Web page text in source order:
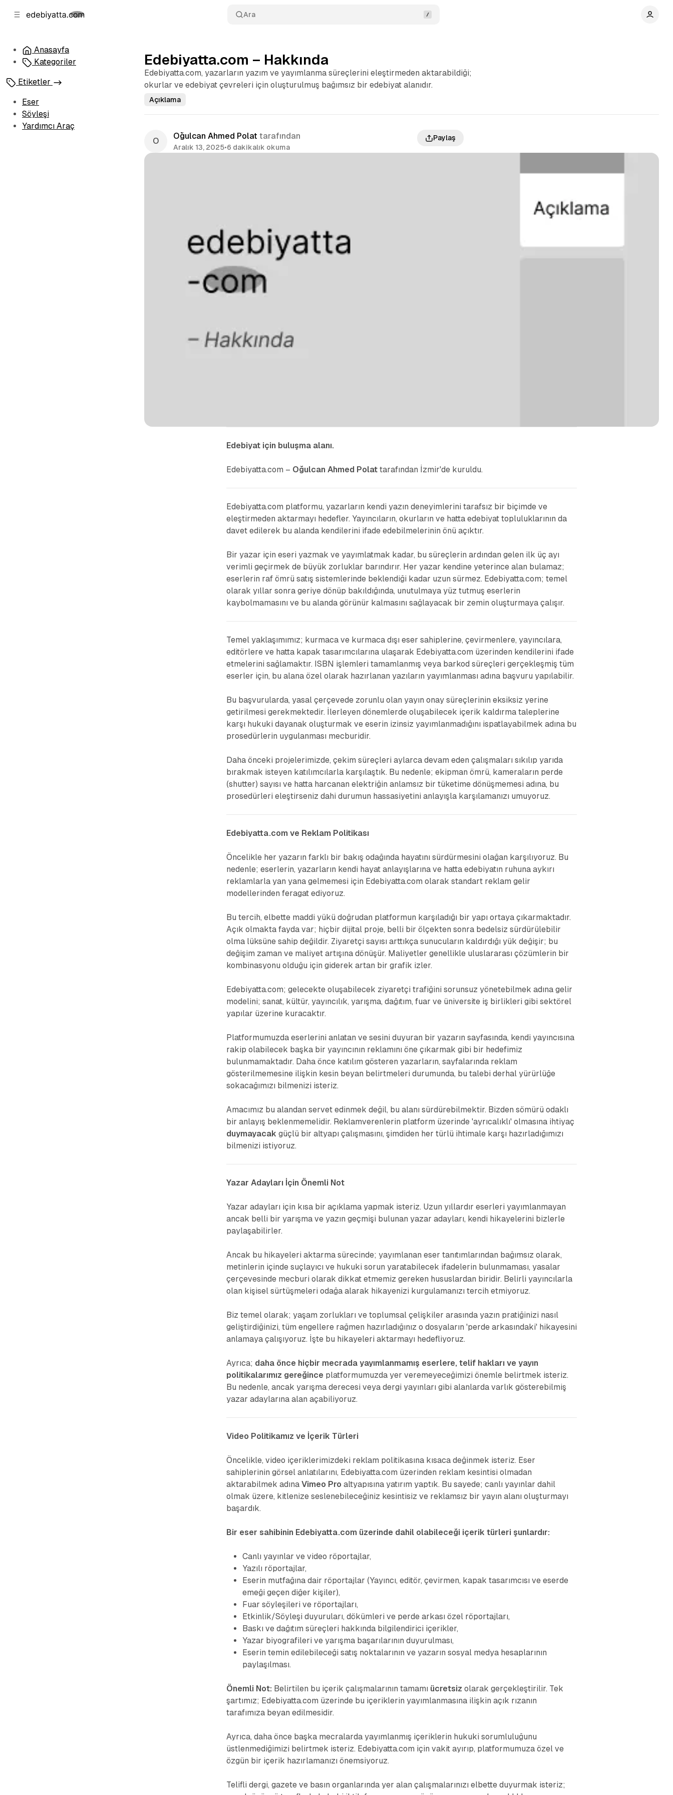
Ara
Anasayfa
Kategoriler
Etiketler
Eser
Söyleşi
Yardımcı Araç
Edebiyatta.com – Hakkında
Edebiyatta.com, yazarların yazım ve yayımlanma süreçlerini eleştirmeden aktarabildiği;
okurlar ve edebiyat çevreleri için oluşturulmuş bağımsız bir edebiyat alanıdır.
Açıklama
Oğulcan Ahmed Polat tarafından
Aralık 13, 2025•6 dakikalık okuma
Paylaş
Edebiyat için buluşma alanı.
Edebiyatta.com – Oğulcan Ahmed Polattarafından İzmir'de kuruldu.
Edebiyatta.com platformu, yazarların kendi yazın deneyimlerini tarafsız bir biçimde ve
eleştirmeden aktarmayı hedefler. Yayıncıların, okurların ve hatta edebiyat topluluklarının da
davet edilerek bu alanda kendilerini ifade edebilmelerinin önü açıktır.
Bir yazar için eseri yazmak ve yayımlatmak kadar, bu süreçlerin ardından gelen ilk üç ayı
verimli geçirmek de büyük zorluklar barındırır. Her yazar kendine yeterince alan bulamaz;
eserlerin raf ömrü satış sistemlerinde beklendiği kadar uzun sürmez. Edebiyatta.com; temel
olarak yıllar sonra geriye dönüp bakıldığında, unutulmaya yüz tutmuş eserlerin
kaybolmamasını ve bu alanda görünür kalmasını sağlayacak bir zemin oluşturmaya çalışır.
Temel yaklaşımımız; kurmaca ve kurmaca dışı eser sahiplerine, çevirmenlere, yayıncılara,
editörlere ve hatta kapak tasarımcılarına ulaşarak Edebiyatta.com üzerinden kendilerini ifade
etmelerini sağlamaktır. ISBN işlemleri tamamlanmış veya barkod süreçleri gerçekleşmiş tüm
eserler için, bu alana özel olarak hazırlanan yazıların yayımlanması adına başvuru yapılabilir.
Bu başvurularda, yasal çerçevede zorunlu olan yayın onay süreçlerinin eksiksiz yerine
getirilmesi gerekmektedir. İlerleyen dönemlerde oluşabilecek içerik kaldırma taleplerine
karşı hukuki dayanak oluşturmak ve eserin izinsiz yayımlanmadığını ispatlayabilmek adına bu
prosedürlerin uygulanması mecburidir.
Daha önceki projelerimizde, çekim süreçleri aylarca devam eden çalışmaları sıkılıp yarıda
bırakmak isteyen katılımcılarla karşılaştık. Bu nedenle; ekipman ömrü, kameraların perde
(shutter) sayısı ve hatta harcanan elektriğin anlamsız bir tüketime dönüşmemesi adına, bu
prosedürleri eleştirseniz dahi durumun hassasiyetini anlayışla karşılamanızı umuyoruz.
Edebiyatta.com ve Reklam Politikası
Öncelikle her yazarın farklı bir bakış odağında hayatını sürdürmesini olağan karşılıyoruz. Bu
nedenle; eserlerin, yazarların kendi hayat anlayışlarına ve hatta edebiyatın ruhuna aykırı
reklamlarla yan yana gelmemesi için Edebiyatta.com olarak standart reklam gelir
modellerinden feragat ediyoruz.
Bu tercih, elbette maddi yükü doğrudan platformun karşıladığı bir yapı ortaya çıkarmaktadır.
Açık olmakta fayda var; hiçbir dijital proje, belli bir ölçekten sonra bedelsiz sürdürülebilir
olma lüksüne sahip değildir. Ziyaretçi sayısı arttıkça sunucuların kaldırdığı yük değişir; bu
değişim zaman ve maliyet artışına dönüşür. Maliyetler genellikle uluslararası çözümlerin bir
kombinasyonu olduğu için giderek artan bir grafik izler.
Edebiyatta.com; gelecekte oluşabilecek ziyaretçi trafiğini sorunsuz yönetebilmek adına gelir
modelini; sanat, kültür, yayıncılık, yarışma, dağıtım, fuar ve üniversite iş birlikleri gibi sektörel
yapılar üzerine kuracaktır.
Platformumuzda eserlerini anlatan ve sesini duyuran bir yazarın sayfasında, kendi yayıncısına
rakip olabilecek başka bir yayıncının reklamını öne çıkarmak gibi bir hedefimiz
bulunmamaktadır. Daha önce katılım gösteren yazarların, sayfalarında reklam
gösterilmemesine ilişkin kesin beyan belirtmeleri durumunda, bu talebi derhal yürürlüğe
sokacağımızı bilmenizi isteriz.
Amacımız bu alandan servet edinmek değil, bu alanı sürdürebilmektir. Bizden sömürü odaklı
bir anlayış beklenmemelidir. Reklamverenlerin platform üzerinde 'ayrıcalıklı' olmasına ihtiyaç
duymayacak güçlü bir altyapı çalışmasını, şimdiden her türlü ihtimale karşı hazırladığımızı
bilmenizi istiyoruz.
Yazar Adayları İçin Önemli Not
Yazar adayları için kısa bir açıklama yapmak isteriz. Uzun yıllardır eserleri yayımlanmayan
ancak belli bir yarışma ve yazın geçmişi bulunan yazar adayları, kendi hikayelerini bizlerle
paylaşabilirler.
Ancak bu hikayeleri aktarma sürecinde; yayımlanan eser tanıtımlarından bağımsız olarak,
metinlerin içinde suçlayıcı ve hukuki sorun yaratabilecek ifadelerin bulunmaması, yasalar
çerçevesinde mecburi olarak dikkat etmemiz gereken hususlardan biridir. Belirli yayıncılarla
olan kişisel sürtüşmeleri odağa alarak hikayenizi kurgulamanızı tercih etmiyoruz.
Biz temel olarak; yaşam zorlukları ve toplumsal çelişkiler arasında yazın pratiğinizi nasıl
geliştirdiğinizi, tüm engellere rağmen hazırladığınız o dosyaların 'perde arkasındaki' hikayesini
anlamaya çalışıyoruz. İşte bu hikayeleri aktarmayı hedefliyoruz.
Ayrıca; daha önce hiçbir mecrada yayımlanmamış eserlere, telif hakları ve yayın
politikalarımız gereğince platformumuzda yer veremeyeceğimizi önemle belirtmek isteriz.
Bu nedenle, ancak yarışma derecesi veya dergi yayınları gibi alanlarda varlık gösterebilmiş
yazar adaylarına alan açabiliyoruz.
Video Politikamız ve İçerik Türleri
Öncelikle, video içeriklerimizdeki reklam politikasına kısaca değinmek isteriz. Eser
sahiplerinin görsel anlatılarını, Edebiyatta.com üzerinden reklam kesintisi olmadan
aktarabilmek adınaVimeo Pro altyapısına yatırım yaptık. Bu sayede; canlı yayınlar dahil
olmak üzere, kitlenize seslenebileceğiniz kesintisiz ve reklamsız bir yayın alanı oluşturmayı
başardık.
Bir eser sahibinin Edebiyatta.com üzerinde dahil olabileceği içerik türleri şunlardır:
Canlı yayınlar ve video röportajlar,
Yazılı röportajlar,
Eserin mutfağına dair röportajlar (Yayıncı, editör, çevirmen, kapak tasarımcısı ve eserde
emeği geçen diğer kişiler),
Fuar söyleşileri ve röportajları,
Etkinlik/Söyleşi duyuruları, dökümleri ve perde arkası özel röportajları,
Baskı ve dağıtım süreçleri hakkında bilgilendirici içerikler,
Yazar biyografileri ve yarışma başarılarının duyurulması,
Eserin temin edilebileceği satış noktalarının ve yazarın sosyal medya hesaplarının
paylaşılması.
Önemli Not: Belirtilen bu içerik çalışmalarının tamamı ücretsiz olarak gerçekleştirilir. Tek
şartımız; Edebiyatta.com üzerinde bu içeriklerin yayımlanmasına ilişkin açık rızanın
tarafımıza beyan edilmesidir.
Ayrıca, daha önce başka mecralarda yayımlanmış içeriklerin hukuki sorumluluğunu
üstlenmediğimizi belirtmek isteriz. Edebiyatta.com için vakit ayırıp, platformumuza özel ve
özgün bir içerik hazırlamanızı önemsiyoruz.
Telifli dergi, gazete ve basın organlarında yer alan çalışmalarınızı elbette duyurmak isteriz;